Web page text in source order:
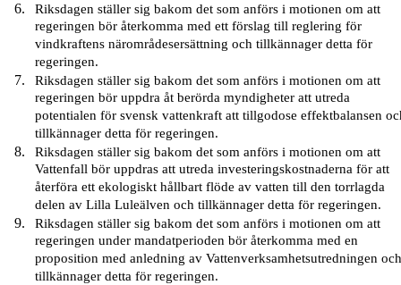
Riksdagen ställer sig bakom det som anförs i motionen om att
regeringen bör återkomma med ett förslag till reglering för
vindkraftens närområdesersättning och tillkännager detta för
regeringen.
Riksdagen ställer sig bakom det som anförs i motionen om att
regeringen bör uppdra åt berörda myndigheter att utreda
potentialen för svensk vattenkraft att tillgodose effektbalansen
tillkännager detta för regeringen.
Riksdagen ställer sig bakom det som anförs i motionen om att
Vattenfall bör uppdras att utreda investeringskostnaderna för att
återföra ett ekologiskt hållbart flöde av vatten till den torrlagda
delen av Lilla Luleälven och tillkännager detta för regeringen.
Riksdagen ställer sig bakom det som anförs i motionen om att
regeringen under mandatperioden bör återkomma med en
proposition med anledning av Vattenverksamhetsutredningen
tillkännager detta för regeringen.